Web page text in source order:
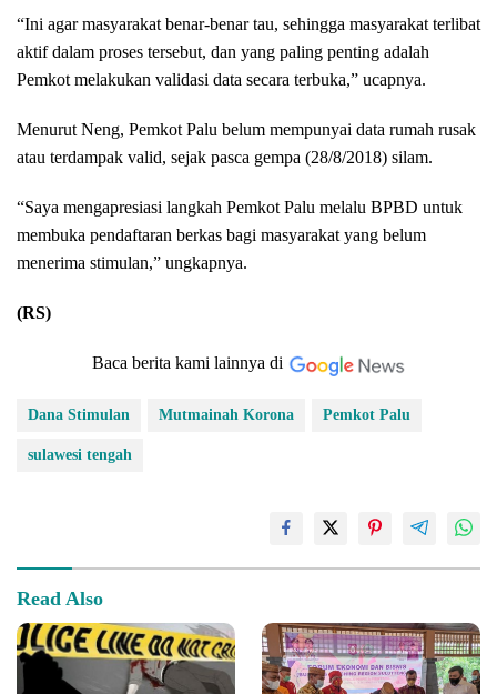
“Ini agar masyarakat benar-benar tau, sehingga masyarakat terlibat
aktif dalam proses tersebut, dan yang paling penting adalah
Pemkot melakukan validasi data secara terbuka,” ucapnya.
Menurut Neng, Pemkot Palu belum mempunyai data rumah rusak
atau terdampak valid, sejak pasca gempa (28/8/2018) silam.
“Saya mengapresiasi langkah Pemkot Palu melalu BPBD untuk
membuka pendaftaran berkas bagi masyarakat yang belum
menerima stimulan,” ungkapnya.
(RS)
Baca berita kami lainnya di
Dana Stimulan Mutmainah Korona Pemkot Palu
sulawesi tengah
Read Also